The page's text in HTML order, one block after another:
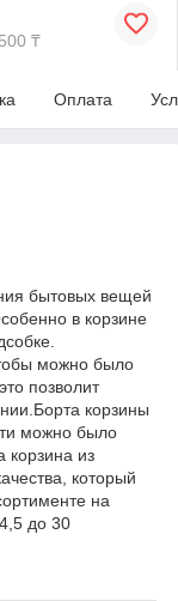
₸
Оплата
бытовых вещей
в корзине
можно было
позволит
корзины
можно было
корзина из
который
на
до 30